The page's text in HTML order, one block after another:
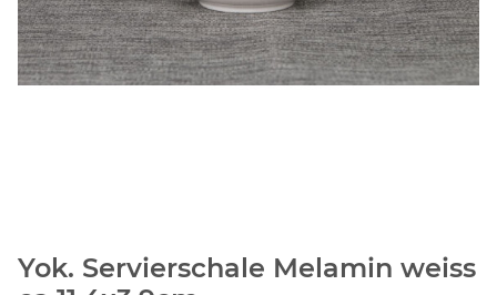
Yok. Servierschale Melamin weiss